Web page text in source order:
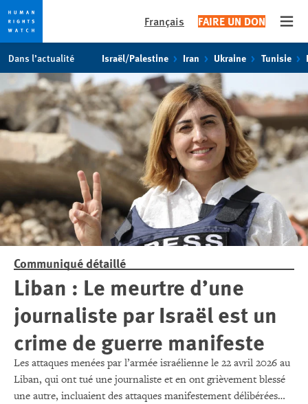
to
cookie
privacy
notice
to
main
content
Français FAIRE UN DON
Dans l’actualité Israël/Palestine Iran Ukraine Tunisie
Communiqué détaillé
Liban : Le meurtre d’une
journaliste par Israël est un
crime de guerre manifeste
Les attaques menées par l’armée israélienne le 22 avril 2026 au
Liban, qui ont tué une journaliste et en ont grièvement blessé
une autre, incluaient des attaques manifestement délibérées